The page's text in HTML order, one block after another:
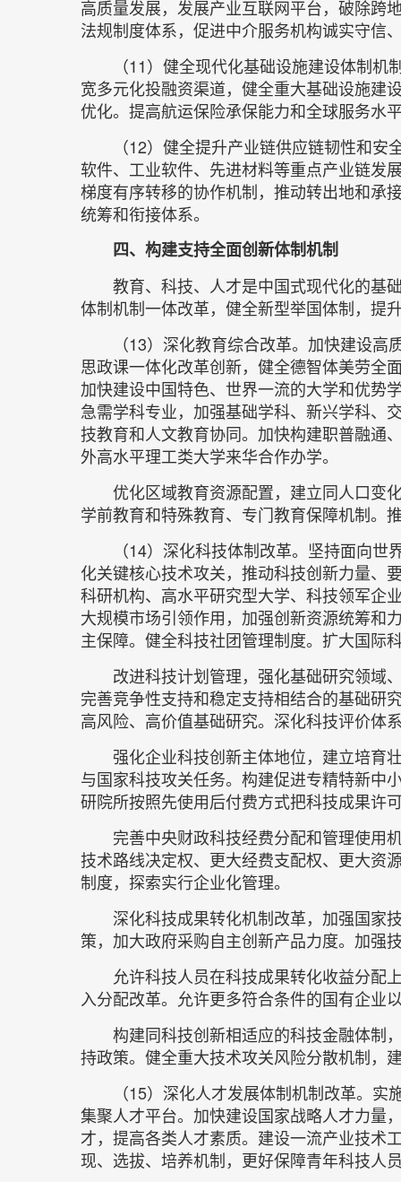
高质量发展，发展产业互联网平台，破除跨
法规制度体系，促进中介服务机构诚实守信
（11）健全现代化基础设施建设体制
宽多元化投融资渠道，健全重大基础设施建
优化。提高航运保险承保能力和全球服务水
（12）健全提升产业链供应链韧性和
软件、工业软件、先进材料等重点产业链发
梯度有序转移的协作机制，推动转出地和承
统筹和衔接体系。
四、构建支持全面创新体制机制
教育、科技、人才是中国式现代化的基
体制机制一体改革，健全新型举国体制，提
（13）深化教育综合改革。加快建设
思政课一体化改革创新，健全德智体美劳全
加快建设中国特色、世界一流的大学和优势
急需学科专业，加强基础学科、新兴学科、
技教育和人文教育协同。加快构建职普融通
外高水平理工类大学来华合作办学。
优化区域教育资源配置，建立同人口变
学前教育和特殊教育、专门教育保障机制。
（14）深化科技体制改革。坚持面向
化关键核心技术攻关，推动科技创新力量、
科研机构、高水平研究型大学、科技领军企
大规模市场引领作用，加强创新资源统筹和
主保障。健全科技社团管理制度。扩大国际
改进科技计划管理，强化基础研究领域
完善竞争性支持和稳定支持相结合的基础研
高风险、高价值基础研究。深化科技评价体
强化企业科技创新主体地位，建立培育
与国家科技攻关任务。构建促进专精特新中
研院所按照先使用后付费方式把科技成果许
完善中央财政科技经费分配和管理使用
技术路线决定权、更大经费支配权、更大资
制度，探索实行企业化管理。
深化科技成果转化机制改革，加强国家
策，加大政府采购自主创新产品力度。加强
允许科技人员在科技成果转化收益分配
入分配改革。允许更多符合条件的国有企业
构建同科技创新相适应的科技金融体制
持政策。健全重大技术攻关风险分散机制，
（15）深化人才发展体制机制改革。
集聚人才平台。加快建设国家战略人才力量
才，提高各类人才素质。建设一流产业技术
现、选拔、培养机制，更好保障青年科技人